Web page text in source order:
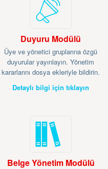
Duyuru Modülü
Üye ve yönetici gruplarına özgü
duyurular yayınlayın. Yönetim
kararlarını dosya ekleriyle bildirin.
Detaylı bilgi için tıklayın
Belge Yönetim Modülü